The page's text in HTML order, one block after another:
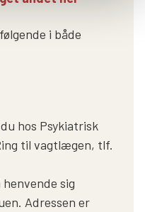
i både
hos Psykiatrisk
til vagtlægen, tlf.
henvende sig
Adressen er